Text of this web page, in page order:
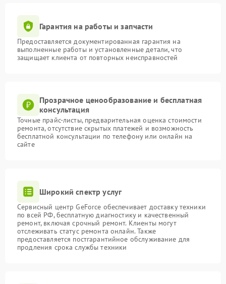
Гарантия на работы и запчасти
Предоставляется документированная гарантия на
выполненные работы и установленные детали, что
защищает клиента от повторных неисправностей
Прозрачное ценообразование и бесплатная
консультация
Точные прайс-листы, предварительная оценка стоимости
ремонта, отсутствие скрытых платежей и возможность
бесплатной консультации по телефону или онлайн на
сайте
Широкий спектр услуг
Сервисный центр GeForce обеспечивает доставку техники
по всей РФ, бесплатную диагностику и качественный
ремонт, включая срочный ремонт. Клиенты могут
отслеживать статус ремонта онлайн. Также
предоставляется постгарантийное обслуживание для
продления срока службы техники